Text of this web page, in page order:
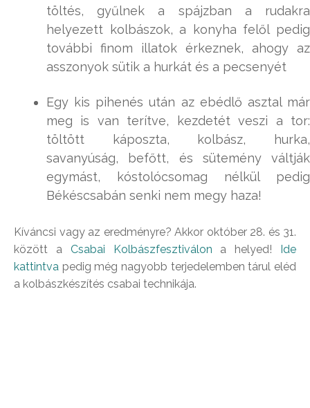
töltés, gyűlnek a spájzban a rudakra
helyezett kolbászok, a konyha felől pedig
további finom illatok érkeznek, ahogy az
asszonyok sütik a hurkát és a pecsenyét
Egy kis pihenés után az ebédlő asztal már
meg is van terítve, kezdetét veszi a tor:
töltött káposzta, kolbász, hurka,
savanyúság, befőtt, és sütemény váltják
egymást, kóstolócsomag nélkül pedig
Békéscsabán senki nem megy haza!
Kíváncsi vagy az eredményre? Akkor október 28. és 31.
között a Csabai Kolbászfesztiválon a helyed! Ide
kattintva pedig még nagyobb terjedelemben tárul eléd
a kolbászkészítés csabai technikája.